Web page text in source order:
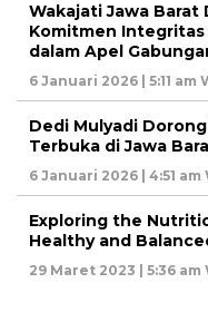
Wakajati Jawa Barat
Komitmen
dalam Apel
6 Januari 2026 | 5:11 am
Dedi Mulyadi
Terbuka di Jawa
6 Januari 2026 | 4:51 am
Exploring the
Healthy and
29 Maret 2023 | 5:36 am